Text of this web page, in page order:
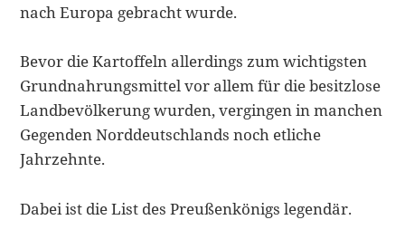
nach Europa gebracht wurde.
Bevor die Kartoffeln allerdings zum wichtigsten
Grundnahrungsmittel vor allem für die besitzlose
Landbevölkerung wurden, vergingen in manchen
Gegenden Norddeutschlands noch etliche
Jahrzehnte.
Dabei ist die List des Preußenkönigs legendär.